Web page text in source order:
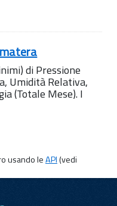
di Pressione
Umidità Relativa,
(Totale Mese). I
usando leAPI(vedi